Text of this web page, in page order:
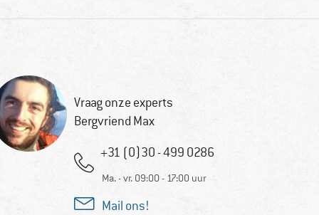
Vraag onze experts
Bergvriend Max
+31 (0)30 - 499 0286
Ma. - vr. 09:00 - 17:00 uur
Mail ons!